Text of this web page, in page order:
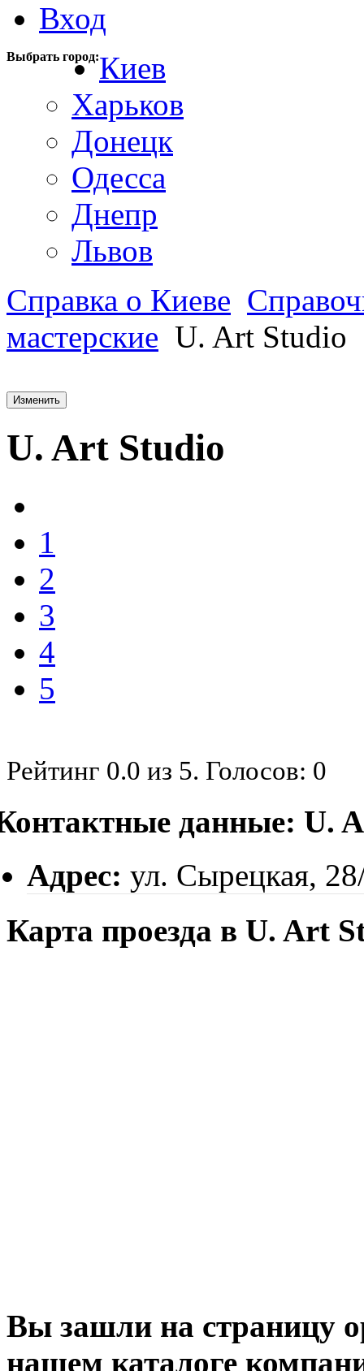
Вход
Выбрать город:Киев
Харьков
Донецк
Одесса
Днепр
Львов
Справка о Киеве
мастерские U. Art Studio
Изменить
U. Art Studio
1
2
3
4
5
Рейтинг 0.0 из 5. Голосов: 0
данные: U.
Адрес: ул. Сырецкая,
Карта проезда в U. Art
Вы зашли на страницу
нашем каталоге